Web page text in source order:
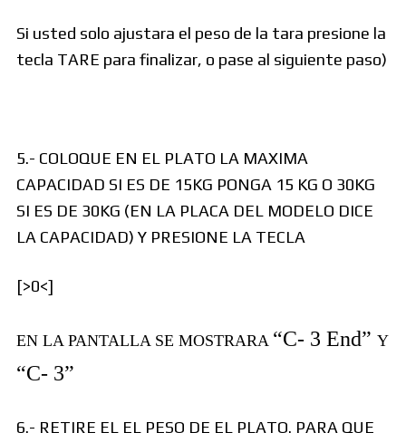
Si usted solo ajustara el peso de la tara presione la
tecla TARE para finalizar, o pase al siguiente paso)
5.- COLOQUE EN EL PLATO LA MAXIMA
CAPACIDAD SI ES DE 15KG PONGA 15 KG O 30KG
SI ES DE 30KG (EN LA PLACA DEL MODELO DICE
LA CAPACIDAD) Y PRESIONE LA TECLA
[>0<]
EN LA PANTALLA SE MOSTRARA “C- 3 End” Y
“C- 3”
6.- RETIRE EL EL PESO DE EL PLATO. PARA QUE